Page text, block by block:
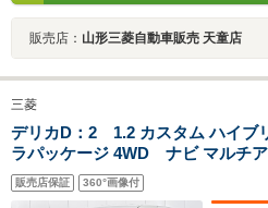
販売店： 山形三菱自動車販売 天童店
三菱
デリカD：2 1.2 カスタム ハイブ
ラパッケージ 4WD ナビ マルチ
側電動スライドドア ETC アダプテ
ール レーンキープアシスト 横滑り
販売店保証 360°画像付